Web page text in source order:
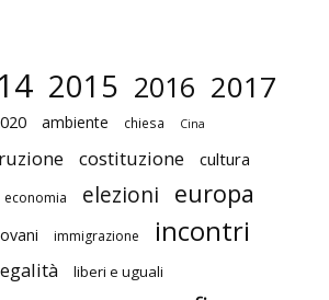
2015 2016 2017
ambiente chiesa Cina
costituzione cultura
economia elezioni europa
immigrazione incontri
liberi e uguali